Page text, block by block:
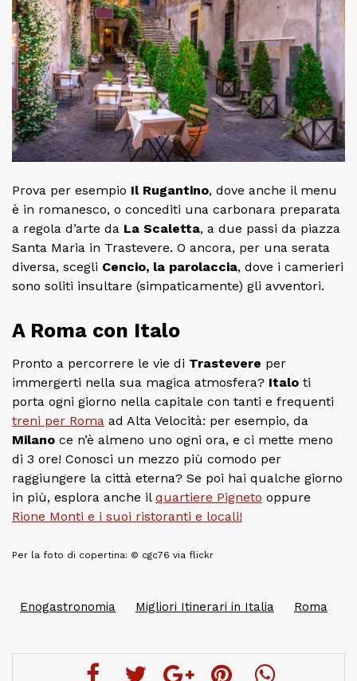
Prova per esempio Il Rugantino, dove anche il menu
è in romanesco, o concediti una carbonara preparata
a regola d’arte da La Scaletta, a due passi da piazza
Santa Maria in Trastevere. O ancora, per una serata
diversa, scegli Cencio, la parolaccia, dove i camerieri
sono soliti insultare (simpaticamente) gli avventori.
A Roma con Italo
Pronto a percorrere le vie di Trastevere per
immergerti nella sua magica atmosfera? Italo ti
porta ogni giorno nella capitale con tanti e frequenti
treni per Roma ad Alta Velocità: per esempio, da
Milano ce n’è almeno uno ogni ora, e ci mette meno
di 3 ore! Conosci un mezzo più comodo per
raggiungere la città eterna? Se poi hai qualche giorno
in più, esplora anche il quartiere Pigneto oppure
Rione Monti e i suoi ristoranti e locali!
Per la foto di copertina: © cgc76 via flickr
Enogastronomia Migliori Itinerari in Italia Roma